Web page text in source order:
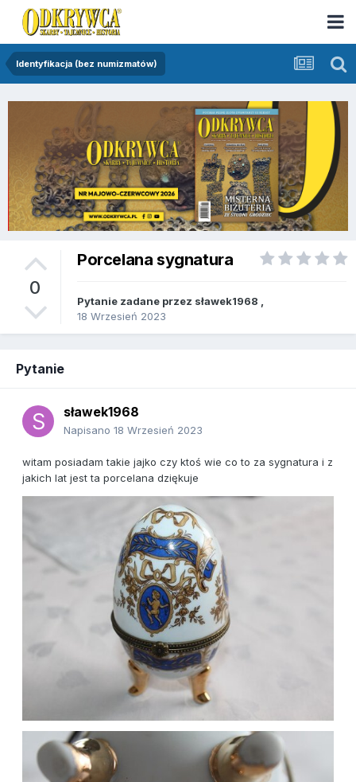
Identyfikacja (bez numizmatów)
0
Porcelana sygnatura
Pytanie zadane przez sławek1968
18 Wrzesień 2023
Pytanie
sławek1968
Napisano 18 Wrzesień 2023
witam posiadam takie jajko czy ktoś wie co to za sygnatura i z
jakich lat jest ta porcelana dziękuje